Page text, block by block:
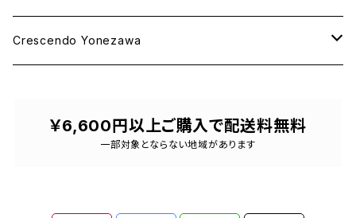
Crescendo Yonezawa
STOLE AUTUMN＆WINTER
￥6,600円以上ご購入で配送料無料
一部対象とならない地域があります